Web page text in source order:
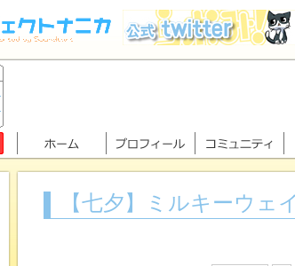
【七夕】ミルキーウ